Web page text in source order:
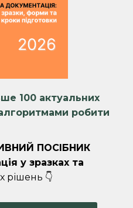
100 актуальних
алгоритмами робити
ПОСІБНИК
у зразках та
рішень 👇